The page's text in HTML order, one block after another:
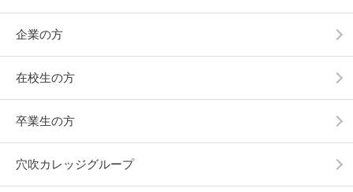
企業の方
在校生の方
卒業生の方
穴吹カレッジグループ